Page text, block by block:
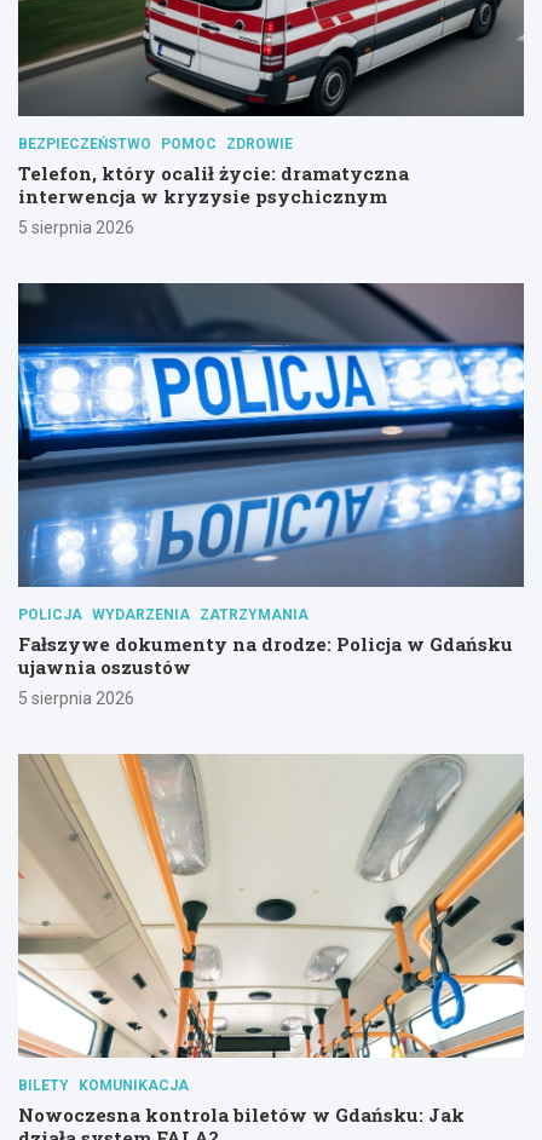
BEZPIECZEŃSTWO POMOC ZDROWIE
Telefon, który ocalił życie: dramatyczna
interwencja w kryzysie psychicznym
5 sierpnia 2026
POLICJA WYDARZENIA ZATRZYMANIA
Fałszywe dokumenty na drodze: Policja w Gdańsku
ujawnia oszustów
5 sierpnia 2026
BILETY KOMUNIKACJA
Nowoczesna kontrola biletów w Gdańsku: Jak